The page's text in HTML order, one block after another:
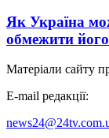
Як Україна
обмежити його
Матеріали сайту
E-mail редакції: